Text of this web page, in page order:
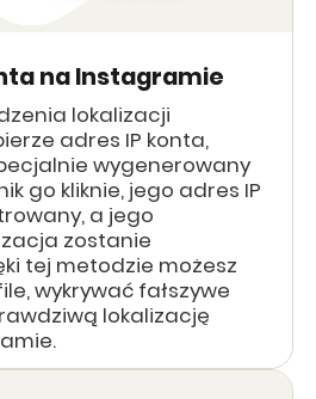
na Instagramie
lokalizacji
adres IP konta,
wygenerowany
go kliknie, jego adres IP
a jego
zostanie
tej metodzie możesz
wykrywać fałszywe
lokalizację